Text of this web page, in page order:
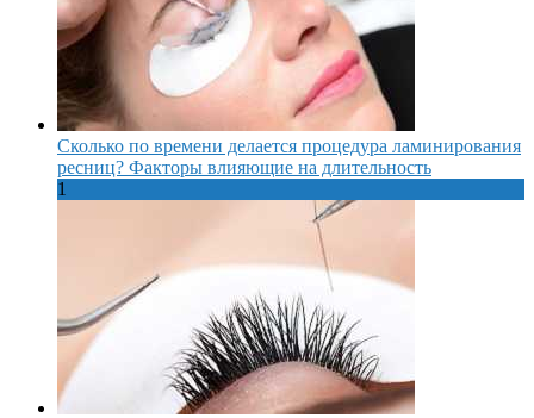
Сколько по времени делается процедура ламинирования
ресниц? Факторы влияющие на длительность
1